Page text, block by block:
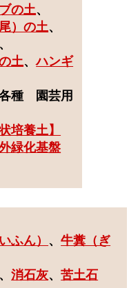
の土、
）の土、
、
土、ハンギ
種 園芸用
培養土 】
緑化基盤
ふん） 、牛糞（ぎ
、消石灰、苦土石